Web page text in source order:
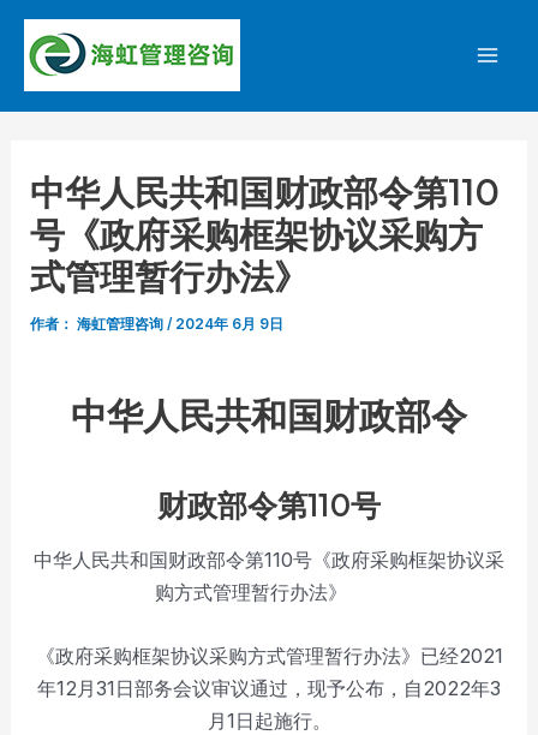
容
中华人民共和国财政部令第110
号《政府采购框架协议采购方
式管理暂行办法》
作者： 海虹管理咨询/ 2024年 6月 9日
中华人民共和国财政部令
财政部令第110号
中华人民共和国财政部令第110号《政府采购框架协议采
购方式管理暂行办法》
《政府采购框架协议采购方式管理暂行办法》已经2021
年12月31日部务会议审议通过，现予公布，自2022年3
月1日起施行。